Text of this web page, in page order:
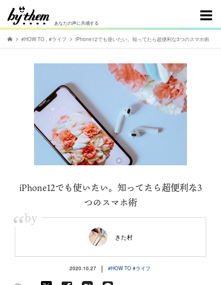
あなたの声に共感する
#HOW TO , #ライフ iPhone12でも使いたい。知ってたら超便利な3つのスマホ術
iPhone12でも使いたい。知ってたら超便利な3
つのスマホ術
“by
きた村
2020.10.27 | #HOW TO #ライフ